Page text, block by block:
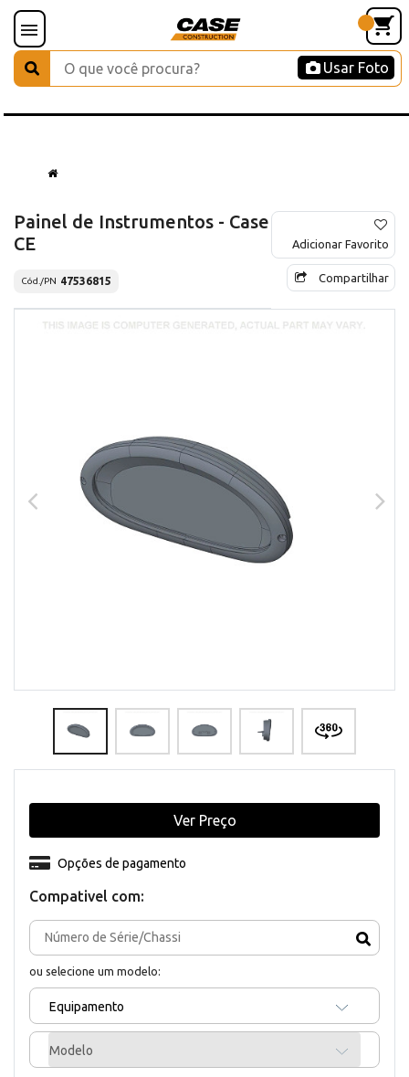
Usar Foto
Painel de Instrumentos - Case
CE
Cód./PN 47536815
Adicionar Favorito
Compartilhar
Compativel com:
ou selecione um modelo:
Equipamento
Modelo
Opções de pagamento
Ver Preço